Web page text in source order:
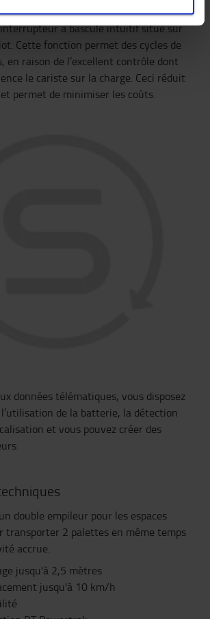
avec précision la vitesse de
à bascule intuitif situé sur
Cette fonction permet des cycles de
en raison de l’excellent contrôle dont
le cariste sur la charge. Ceci réduit
permet de minimiser les coûts.
données télématiques, vous disposez
de la batterie, la détection
et vous pouvez créer des
double empileur pour les espaces
transporter 2 palettes en même temps
accrue.
jusqu'à 2,5 mètres
jusqu'à 10 km/h